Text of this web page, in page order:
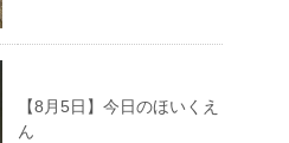
【8月5日】今日のほいくえ
ん